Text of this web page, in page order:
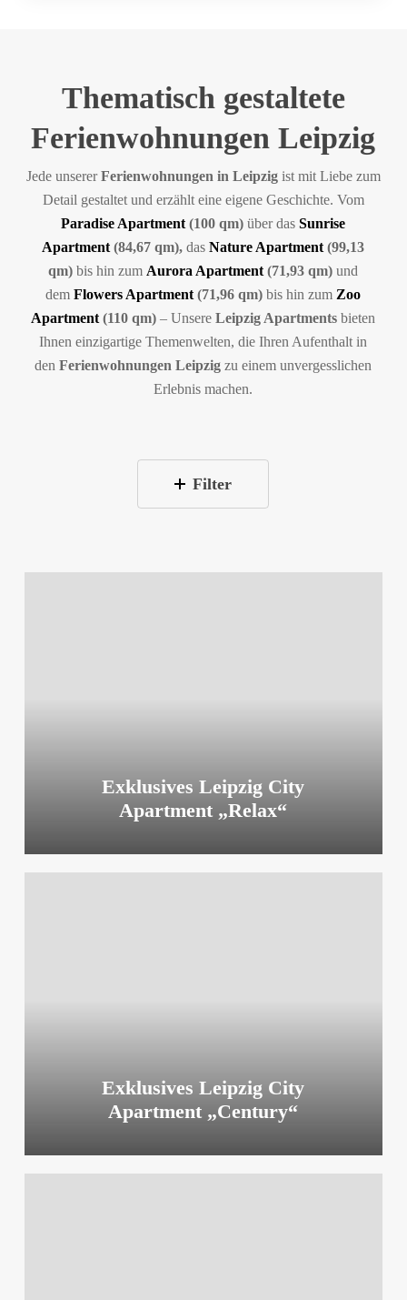
Thematisch gestaltete
Ferienwohnungen Leipzig
Jede unsererFerienwohnungen in Leipzigist mit Liebe zum
Detail gestaltet und erzählt eine eigene Geschichte. Vom
Paradise Apartment(100 qm) über das Sunrise
Apartment (84,67 qm),dasNature Apartment (99,13
qm)bis hin zum Aurora Apartment (71,93 qm)und
dem Flowers Apartment (71,96 qm) bis hin zum Zoo
Apartment (110 qm)– UnsereLeipzig Apartments bieten
Ihnen einzigartige Themenwelten, die Ihren Aufenthalt in
denFerienwohnungen Leipzig zu einem unvergesslichen
Erlebnis machen.
Filter
Exklusives Leipzig City
Apartment „Relax“
Exklusives Leipzig City
Apartment „Century“